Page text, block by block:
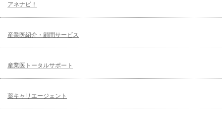
アネナビ！
産業医紹介・顧問サービス
産業医トータルサポート
薬キャリエージェント